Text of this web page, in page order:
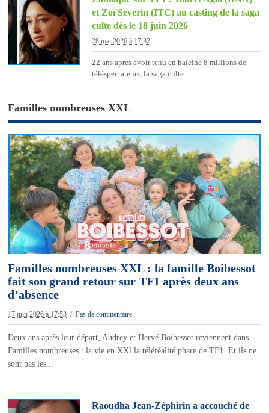
et Zoï Severin (ITC) au casting de la saga
culte dès le 18 juin 2026
28 mai 2026 à 17:32
22 ans après avoir tenu en haleine 8 millions de
téléspectateurs, la saga culte...
Familles nombreuses XXL
Familles nombreuses XXL : la famille Boibessot
fait son grand retour sur TF1 après deux ans
d’absence
17 juin 2026 à 17:53 Pas de commentaire
Deux ans après leur départ, Audrey et Hervé Boibessot reviennent dans
Familles nombreuses : la vie en XXl la téléréalité phare de TF1. Et ils ne
sont pas les...
Raoudha Jean-Zéphirin a accouché de